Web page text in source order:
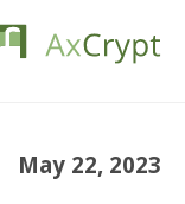
May 22, 2023